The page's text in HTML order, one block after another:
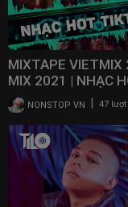
MIXTAPE
MIX 2021 | NHẠC
NONSTOP VN 47